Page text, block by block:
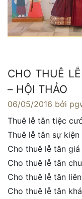
CHO THUÊ
– HỘI THẢO
06/05/2016 bởi
Thuê lễ tân tiệc
Thuê lễ tân sự kiện
Cho thuê lễ tân giá
Cho thuê lễ tân
Cho thuê lễ tân
Cho thuê lễ tân